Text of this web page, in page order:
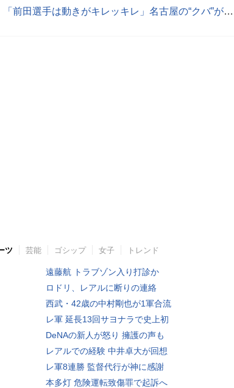
「ヤバいやつ連れてきちゃった」「前田選手は動きがキレッキレ」名古屋の“クバ”がACL大邱戦で好連係弾！
ツ 芸能 ゴシップ 女子 トレンド
遠藤航 トラブゾン入り打診か
ロドリ、レアルに断りの連絡
西武・42歳の中村剛也が1軍合流
レ軍 延長13回サヨナラで史上初
DeNAの新人が怒り 擁護の声も
レアルでの経験 中井卓大が回想
レ軍8連勝 監督代行が神に感謝
本多灯 危険運転致傷罪で起訴へ